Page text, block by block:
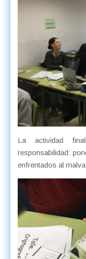
La actividad
responsabilidad:
enfrentados al